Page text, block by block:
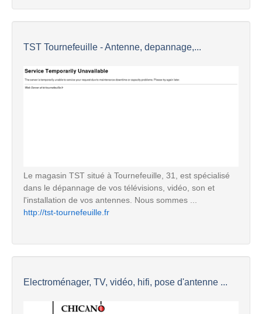
TST Tournefeuille - Antenne, depannage,...
Le magasin TST situé à Tournefeuille, 31, est spécialisé
dans le dépannage de vos télévisions, vidéo, son et
l'installation de vos antennes. Nous sommes ...
http://tst-tournefeuille.fr
Electroménager, TV, vidéo, hifi, pose d'antenne ...